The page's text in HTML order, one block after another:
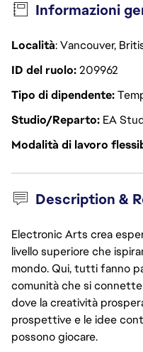
Informazioni
Località: Vancouver,
ID del ruolo209962
Tipo di dipendente
Studio/Reparto EA
Modalità di lavoro
Description &
Electronic Arts crea
livello superiore che
mondo. Qui, tutti fanno
comunità che si
dove la creatività
prospettive e le idee
possono giocare.